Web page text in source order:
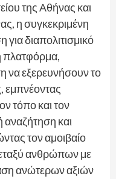
της Αθήνας και
η συγκεκριμένη
διαπολιτισμικό
πλατφόρμα,
να εξερευνήσουν το
εμπνέοντας
τόπο και τον
αναζήτηση και
τον αμοιβαίο
ανθρώπων με
ανώτερων αξιών